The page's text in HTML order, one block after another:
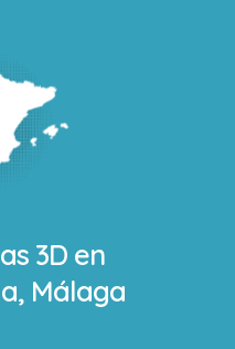
3D en
Málaga